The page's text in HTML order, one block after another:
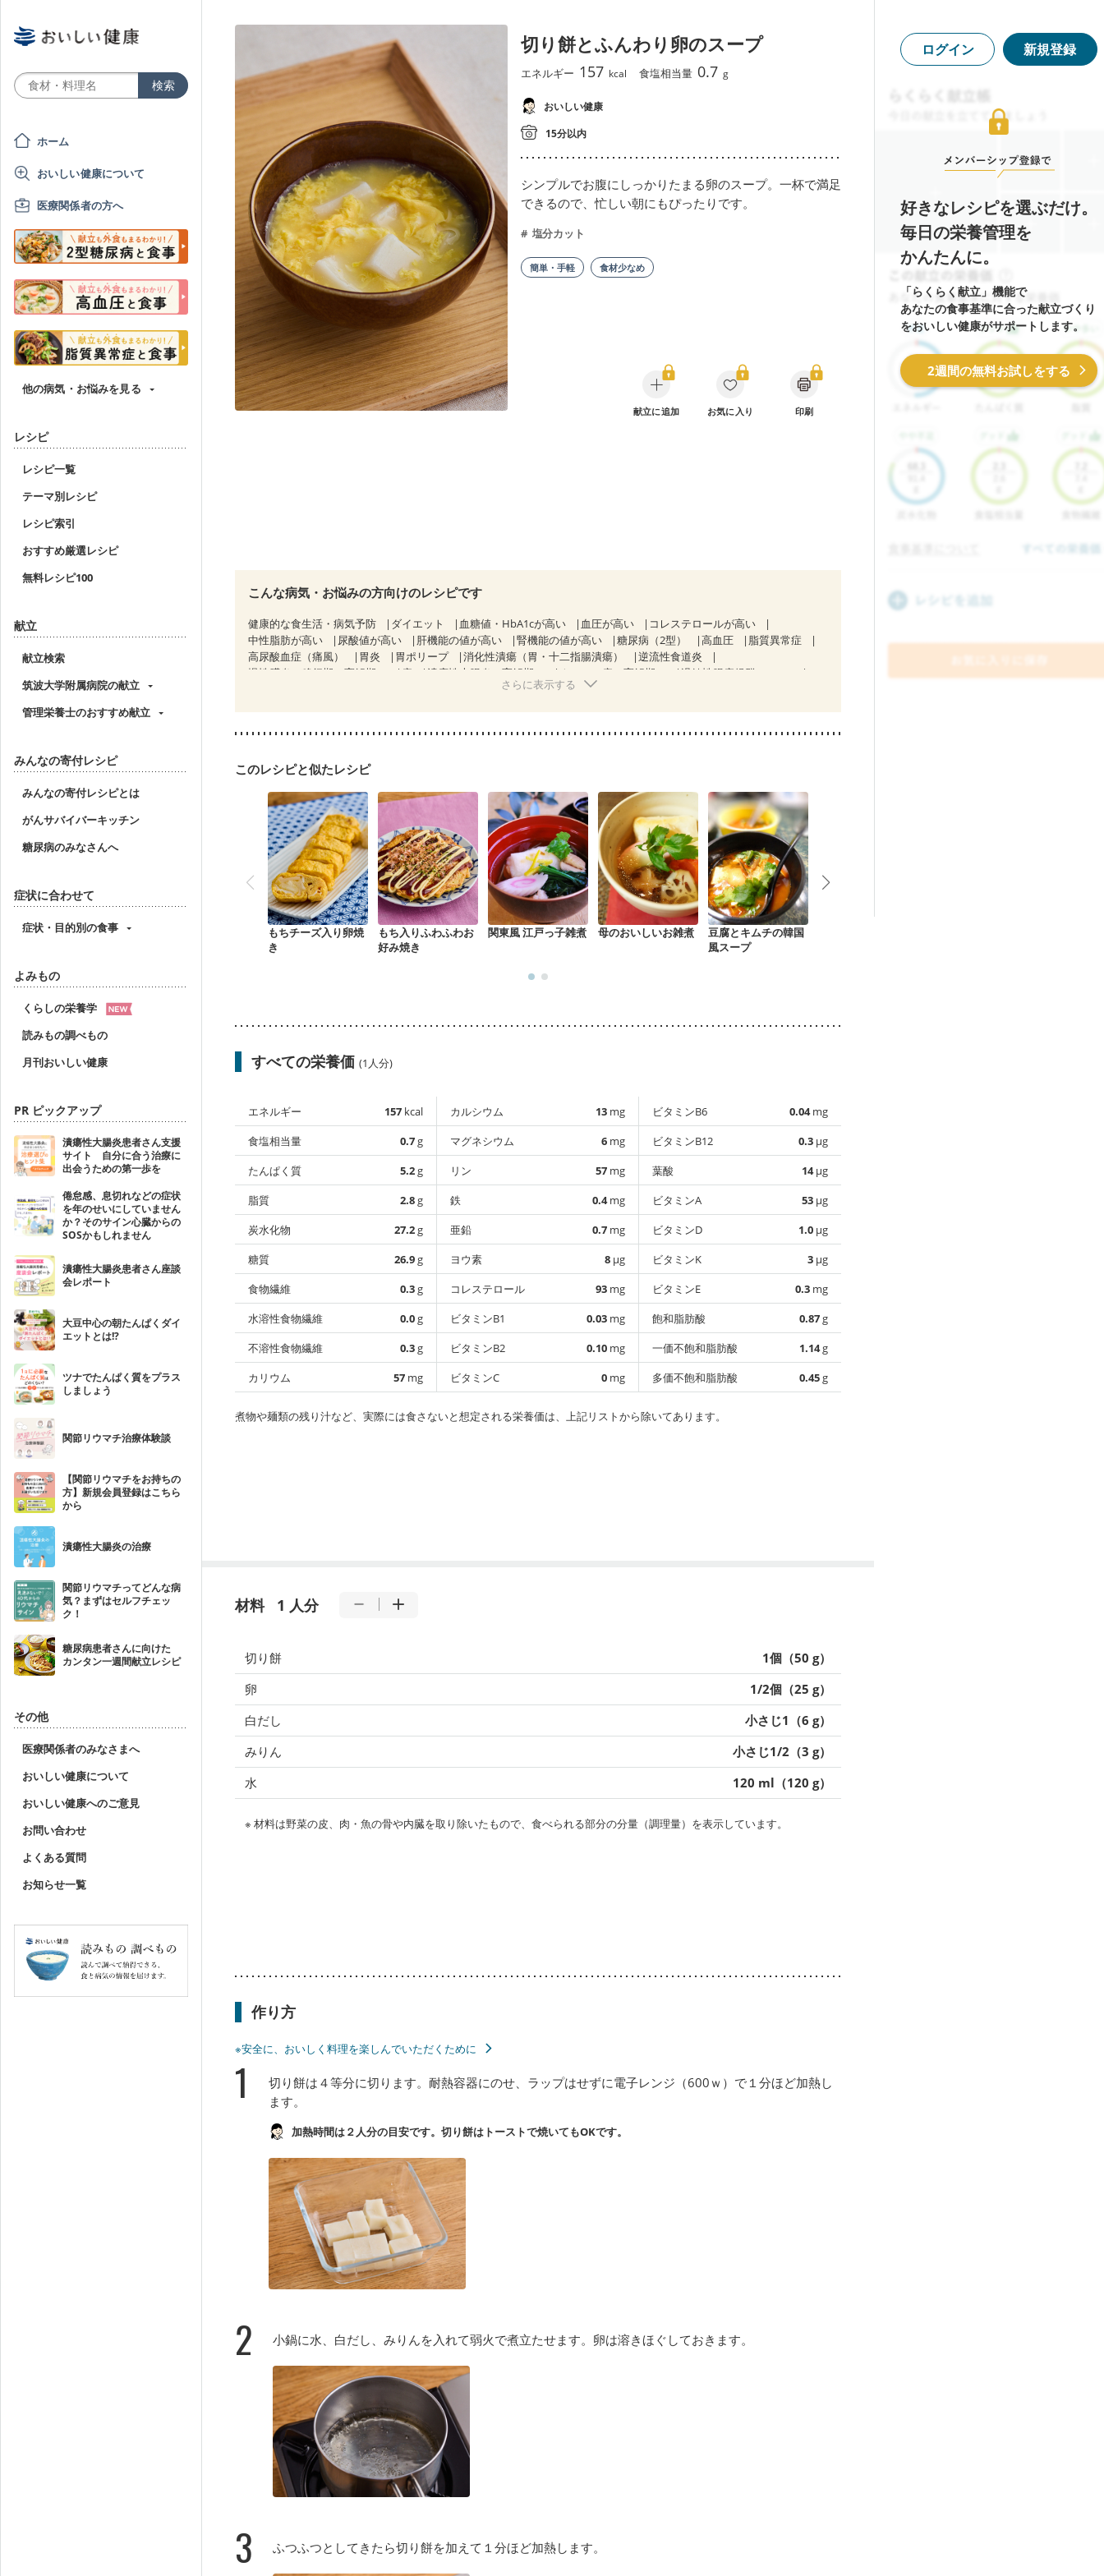
ホーム
おいしい健康について
医療関係者の方へ
他の病気・お悩みを見る
レシピ
レシピ一覧
テーマ別レシピ
レシピ索引
おすすめ厳選レシピ
無料レシピ100
献立
献立検索
筑波大学附属病院の献立
管理栄養士のおすすめ献立
みんなの寄付レシピ
みんなの寄付レシピとは
がんサバイバーキッチン
糖尿病のみなさんへ
症状に合わせて
症状・目的別の食事
よみもの
くらしの栄養学
読みもの調べもの
月刊おいしい健康
PR ピックアップ
潰瘍性大腸炎患者さん支援
サイト 自分に合う治療に
出会うための第一歩を
倦怠感、息切れなどの症状
を年のせいにしていません
か？そのサイン心臓からの
SOSかもしれません
潰瘍性大腸炎患者さん座談
会レポート
大豆中心の朝たんぱくダイ
エットとは!?
ツナでたんぱく質をプラス
しましょう
関節リウマチ治療体験談
【関節リウマチをお持ちの
方】新規会員登録はこちら
から
潰瘍性大腸炎の治療
関節リウマチってどんな病
気？まずはセルフチェッ
ク！
糖尿病患者さんに向けた
カンタン一週間献立レシピ
その他
医療関係者のみなさまへ
おいしい健康について
おいしい健康へのご意見
お問い合わせ
よくある質問
お知らせ一覧
切り餅とふんわり卵のスープ
エネルギー 157 kcal 食塩相当量 0.7 g
おいしい健康
15分以内
シンプルでお腹にしっかりたまる卵のスープ。一杯で満足
できるので、忙しい朝にもぴったりです。
塩分カット
簡単・手軽 食材少なめ
献立に追加 お気に入り 印刷
こんな病気・お悩みの方向けのレシピです
健康的な食生活・病気予防 ダイエット 血糖値・HbA1cが高い 血圧が高い
コレステロールが高い
中性脂肪が高い
尿酸値が高い 肝機能の値が高い 腎機能の値が高い 糖尿病（2型） 高血圧
脂質異常症
高尿酸血症（痛風）
胃炎 胃ポリープ 消化性潰瘍（胃・十二指腸潰瘍）
逆流性食道炎
慢性膵炎（移行期・寛解期）
痔 潰瘍性大腸炎（寛解期） クローン病（寛解期）
過敏性腸症候群（IBS）
CKD（ステージ２）
大腸がん治療を終えた方・経過観察中の方
大腸がん（抗がん剤治療中）
大腸がん（放射線治療中）
妊婦健診・血圧が気になる（初期）
フレイル（年齢に合わせた体作り）
貧血対策 ニキビ・肌荒れ 妊活中 更年期
さらに表示する
このレシピと似たレシピ
もちチーズ入り卵焼
き
もち入りふわふわお
好み焼き
関東風 江戸っ子雑煮 母のおいしいお雑煮
豆腐とキムチの韓国
風スープ
すべての栄養価 (1人分)
エネルギー 157 kcal
食塩相当量
0.7g
たんぱく質
5.2g
脂質
2.8g
炭水化物
27.2g
糖質
26.9g
食物繊維
0.3g
水溶性食物繊維
0.0g
不溶性食物繊維
0.3g
カリウム
57 mg
カルシウム 13 mg
マグネシウム
6 mg
リン
57 mg
鉄
0.4mg
亜鉛
0.7 mg
ヨウ素
8 µg
コレステロール
93 mg
ビタミンB1
0.03 mg
ビタミンB2
0.10 mg
ビタミンC
0 mg
ビタミンB6 0.04mg
ビタミンB12
0.3 µg
葉酸
14µg
ビタミンA
53 µg
ビタミンD
1.0 µg
ビタミンK
3 µg
ビタミンE
0.3 mg
飽和脂肪酸
0.87g
一価不飽和脂肪酸
1.14g
多価不飽和脂肪酸
0.45g
煮物や麺類の残り汁など、実際には食さないと想定される栄養価は、上記リストから除いてあります。
材料 1 人分
切り餅
1個（50 g）
卵
1/2個（25 g）
白だし
小さじ1（6 g）
みりん
小さじ1/2（3 g）
水
120 ml（120 g）
※ 材料は野菜の皮、肉・魚の骨や内臓を取り除いたもので、食べられる部分の分量（調理量）を表示しています。
作り方
※安全に、おいしく料理を楽しんでいただくために
1
切り餅は４等分に切ります。耐熱容器にのせ、ラップはせずに電子レンジ（600ｗ）で１分ほど加熱し
ます。
加熱時間は２人分の目安です。切り餅はトーストで焼いてもOKです。
2 小鍋に水、白だし、みりんを入れて弱火で煮立たせます。卵は溶きほぐしておきます。
3 ふつふつとしてきたら切り餅を加えて１分ほど加熱します。
ログイン 新規登録
好きなレシピを選ぶだけ。
毎日の栄養管理を
かんたんに。
「らくらく献立」機能で
あなたの食事基準に合った献立づくり
をおいしい健康がサポートします。
2週間の無料お試しをする